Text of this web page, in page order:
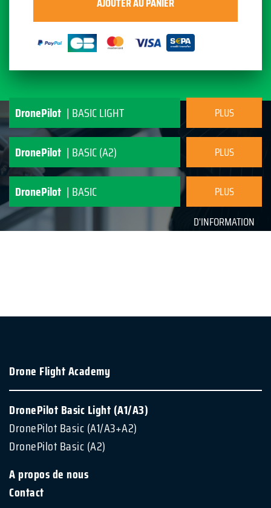
DronePilot | BASIC LIGHT
PLUS
D'INFORMATION
DronePilot | BASIC (A2)
PLUS
D'INFORMATION
DronePilot | BASIC
PLUS
D'INFORMATION
Drone Flight Academy
DronePilot Basic Light (A1/A3)
DronePilot Basic (A1/A3+A2)
DronePilot Basic (A2)
A propos de nous
Contact